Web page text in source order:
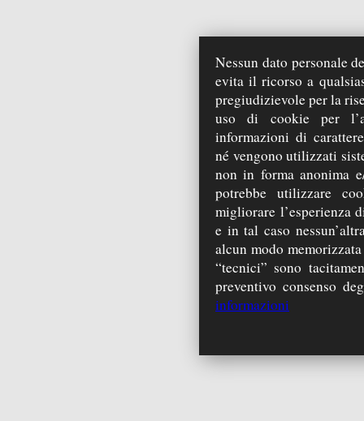
Nessun dato personale
evita il ricorso a
pregiudizievole per la
uso di cookie per
informazioni di
né vengono utilizzati
non in forma anonima
potrebbe utilizzare
migliorare l’esperienza
e in tal caso
alcun modo
“tecnici” sono
preventivo consenso
informazioni